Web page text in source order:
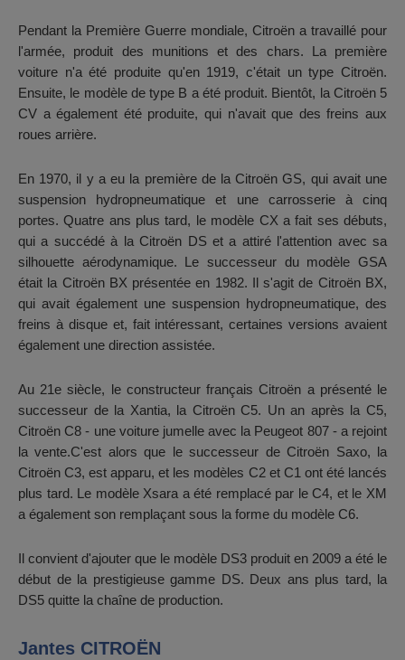
Pendant la Première Guerre mondiale, Citroën a travaillé pour
l'armée, produit des munitions et des chars. La première
voiture n'a été produite qu'en 1919, c'était un type Citroën.
Ensuite, le modèle de type B a été produit. Bientôt, la Citroën 5
CV a également été produite, qui n'avait que des freins aux
roues arrière.
En 1970, il y a eu la première de la Citroën GS, qui avait une
suspension hydropneumatique et une carrosserie à cinq
portes. Quatre ans plus tard, le modèle CX a fait ses débuts,
qui a succédé à la Citroën DS et a attiré l'attention avec sa
silhouette aérodynamique. Le successeur du modèle GSA
était la Citroën BX présentée en 1982. Il s'agit de Citroën BX,
qui avait également une suspension hydropneumatique, des
freins à disque et, fait intéressant, certaines versions avaient
également une direction assistée.
Au 21e siècle, le constructeur français Citroën a présenté le
successeur de la Xantia, la Citroën C5. Un an après la C5,
Citroën C8 - une voiture jumelle avec la Peugeot 807 - a rejoint
la vente.C'est alors que le successeur de Citroën Saxo, la
Citroën C3, est apparu, et les modèles C2 et C1 ont été lancés
plus tard. Le modèle Xsara a été remplacé par le C4, et le XM
a également son remplaçant sous la forme du modèle C6.
Il convient d'ajouter que le modèle DS3 produit en 2009 a été le
début de la prestigieuse gamme DS. Deux ans plus tard, la
DS5 quitte la chaîne de production.
Jantes CITROËN